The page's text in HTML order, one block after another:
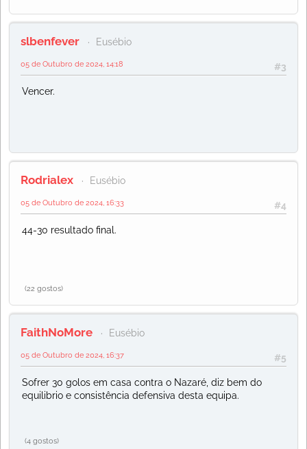
slbenfever Eusébio
#3
05 de Outubro de 2024, 14:18
Vencer.
Rodrialex Eusébio
#4
05 de Outubro de 2024, 16:33
44-30 resultado final.
(22 gostos)
FaithNoMore Eusébio
#5
05 de Outubro de 2024, 16:37
Sofrer 30 golos em casa contra o Nazaré, diz bem do
equilibrio e consistência defensiva desta equipa.
(4 gostos)